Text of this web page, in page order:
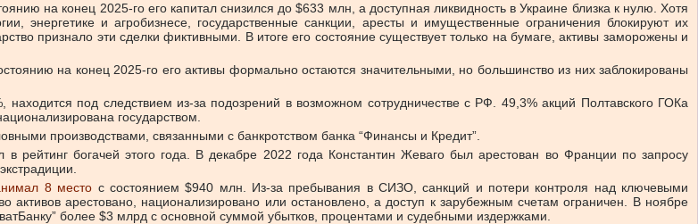
на конец 2025-го его капитал снизился до $633 млн, а доступная ликвидность в Украине близка к нулю. Хотя
энергетике и агробизнесе, государственные санкции, аресты и имущественные ограничения блокируют их
признало эти сделки фиктивными. В итоге его состояние существует только на бумаге, активы заморожены и
на конец 2025-го его активы формально остаются значительными, но большинство из них заблокированы
под следствием из-за подозрений в возможном сотрудничестве с РФ. 49,3% акций Полтавского ГОКа
государством.
производствами, связанными с банкротством банка “Финансы и Кредит”.
в рейтинг богачей этого года. В декабре 2022 года Константин Жеваго был арестован во Франции по запросу
8 место с состоянием $940 млн. Из-за пребывания в СИЗО, санкций и потери контроля над ключевыми
активов арестовано, национализировано или остановлено, а доступ к зарубежным счетам ограничен. В ноябре
более $3 млрд с основной суммой убытков, процентами и судебными издержками.